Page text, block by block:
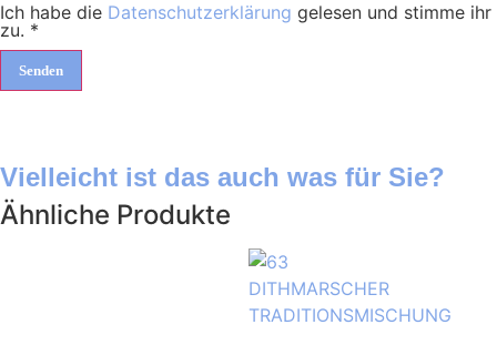
Ich habe die Datenschutzerklärung gelesen und stimme ihr
zu. *
Vielleicht ist das auch was für Sie?
Ähnliche Produkte